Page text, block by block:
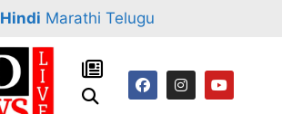
Hindi Marathi Telugu